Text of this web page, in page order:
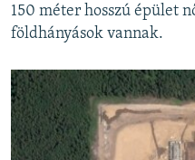
150 méter hosszú épület
földhányások vannak.